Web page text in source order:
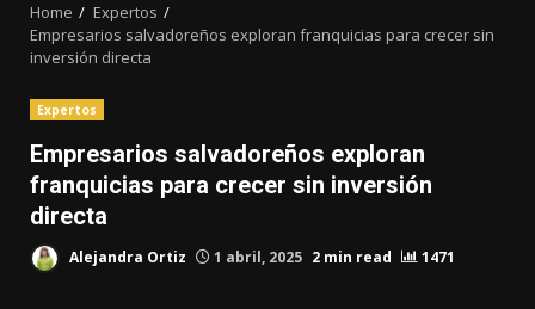
Home
Expertos
Empresarios salvadoreños exploran franquicias para crecer sin
inversión directa
Expertos
Empresarios salvadoreños exploran
franquicias para crecer sin inversión
directa
Alejandra Ortiz 1 abril, 2025 2 min read 1471